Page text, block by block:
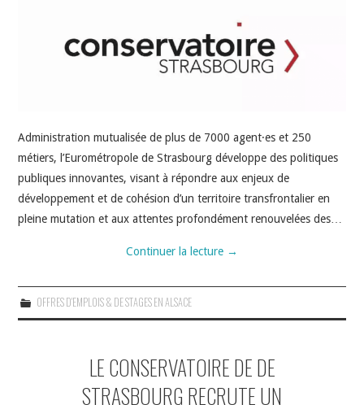
Administration mutualisée de plus de 7000 agent·es et 250
métiers, l’Eurométropole de Strasbourg développe des politiques
publiques innovantes, visant à répondre aux enjeux de
développement et de cohésion d’un territoire transfrontalier en
pleine mutation et aux attentes profondément renouvelées des…
Continuer la lecture →
OFFRES D'EMPLOIS & DE STAGES EN ALSACE
LE CONSERVATOIRE DE DE
STRASBOURG RECRUTE UN